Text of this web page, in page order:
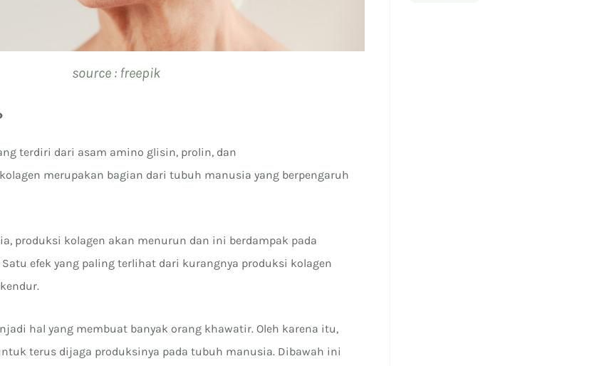
source : freepik
terdiri dari asam amino glisin, prolin, dan
merupakan bagian dari tubuh manusia yang berpengaruh
produksi kolagen akan menurun dan ini berdampak pada
efek yang paling terlihat dari kurangnya produksi kolagen
hal yang membuat banyak orang khawatir. Oleh karena itu,
terus dijaga produksinya pada tubuh manusia. Dibawah ini